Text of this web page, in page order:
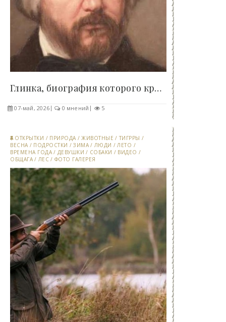
Глинка, биография которого краткая, но важная для..
07-май, 2026 0 мнений 5
ОТКРЫТКИ / ПРИРОДА /ЖИВОТНЫЕ / ТИГРРЫ /
ВЕСНА / ПОДРОСТКИ /ЗИМА / ЛЮДИ /ЛЕТО /
ВРЕМЕНА ГОДА / ДЕВУШКИ / СОБАКИ / ВИДЕО /
ОБЩАГА / ЛЕС / ФОТО ГАЛЕРЕЯ